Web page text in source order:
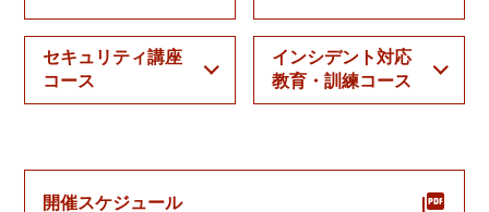
セキュリティ講座
コース
インシデント対応
教育・訓練コース
開催スケジュール